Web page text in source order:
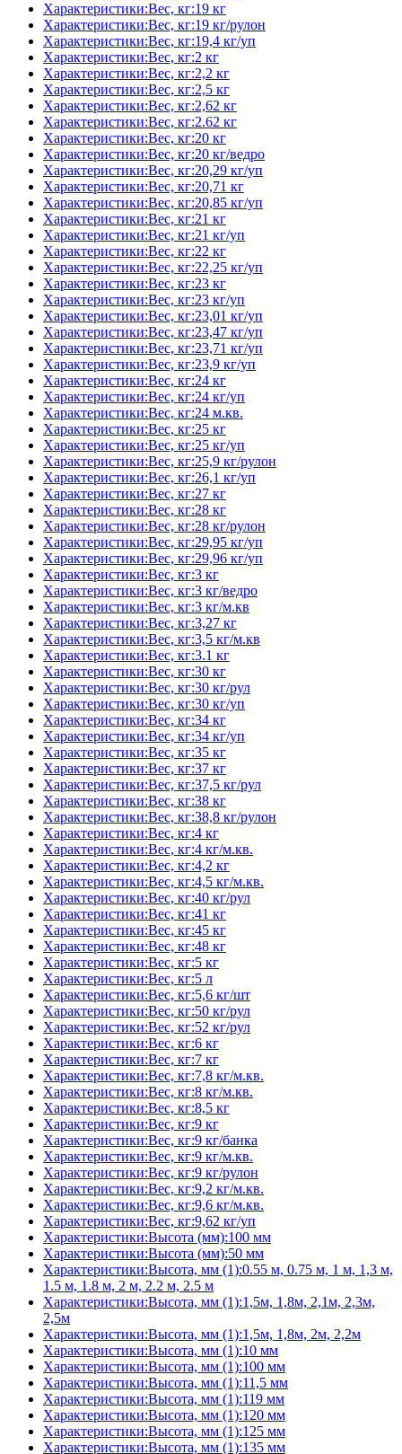
Характеристики:Вес, кг:19 кг
Характеристики:Вес, кг:19 кг/рулон
Характеристики:Вес, кг:19,4 кг/уп
Характеристики:Вес, кг:2 кг
Характеристики:Вес, кг:2,2 кг
Характеристики:Вес, кг:2,5 кг
Характеристики:Вес, кг:2,62 кг
Характеристики:Вес, кг:2.62 кг
Характеристики:Вес, кг:20 кг
Характеристики:Вес, кг:20 кг/ведро
Характеристики:Вес, кг:20,29 кг/уп
Характеристики:Вес, кг:20,71 кг
Характеристики:Вес, кг:20,85 кг/уп
Характеристики:Вес, кг:21 кг
Характеристики:Вес, кг:21 кг/уп
Характеристики:Вес, кг:22 кг
Характеристики:Вес, кг:22,25 кг/уп
Характеристики:Вес, кг:23 кг
Характеристики:Вес, кг:23 кг/уп
Характеристики:Вес, кг:23,01 кг/уп
Характеристики:Вес, кг:23,47 кг/уп
Характеристики:Вес, кг:23,71 кг/уп
Характеристики:Вес, кг:23,9 кг/уп
Характеристики:Вес, кг:24 кг
Характеристики:Вес, кг:24 кг/уп
Характеристики:Вес, кг:24 м.кв.
Характеристики:Вес, кг:25 кг
Характеристики:Вес, кг:25 кг/уп
Характеристики:Вес, кг:25,9 кг/рулон
Характеристики:Вес, кг:26,1 кг/уп
Характеристики:Вес, кг:27 кг
Характеристики:Вес, кг:28 кг
Характеристики:Вес, кг:28 кг/рулон
Характеристики:Вес, кг:29,95 кг/уп
Характеристики:Вес, кг:29,96 кг/уп
Характеристики:Вес, кг:3 кг
Характеристики:Вес, кг:3 кг/ведро
Характеристики:Вес, кг:3 кг/м.кв
Характеристики:Вес, кг:3,27 кг
Характеристики:Вес, кг:3,5 кг/м.кв
Характеристики:Вес, кг:3.1 кг
Характеристики:Вес, кг:30 кг
Характеристики:Вес, кг:30 кг/рул
Характеристики:Вес, кг:30 кг/уп
Характеристики:Вес, кг:34 кг
Характеристики:Вес, кг:34 кг/уп
Характеристики:Вес, кг:35 кг
Характеристики:Вес, кг:37 кг
Характеристики:Вес, кг:37,5 кг/рул
Характеристики:Вес, кг:38 кг
Характеристики:Вес, кг:38,8 кг/рулон
Характеристики:Вес, кг:4 кг
Характеристики:Вес, кг:4 кг/м.кв.
Характеристики:Вес, кг:4,2 кг
Характеристики:Вес, кг:4,5 кг/м.кв.
Характеристики:Вес, кг:40 кг/рул
Характеристики:Вес, кг:41 кг
Характеристики:Вес, кг:45 кг
Характеристики:Вес, кг:48 кг
Характеристики:Вес, кг:5 кг
Характеристики:Вес, кг:5 л
Характеристики:Вес, кг:5,6 кг/шт
Характеристики:Вес, кг:50 кг/рул
Характеристики:Вес, кг:52 кг/рул
Характеристики:Вес, кг:6 кг
Характеристики:Вес, кг:7 кг
Характеристики:Вес, кг:7,8 кг/м.кв.
Характеристики:Вес, кг:8 кг/м.кв.
Характеристики:Вес, кг:8,5 кг
Характеристики:Вес, кг:9 кг
Характеристики:Вес, кг:9 кг/банка
Характеристики:Вес, кг:9 кг/м.кв.
Характеристики:Вес, кг:9 кг/рулон
Характеристики:Вес, кг:9,2 кг/м.кв.
Характеристики:Вес, кг:9,6 кг/м.кв.
Характеристики:Вес, кг:9,62 кг/уп
Характеристики:Высота (мм):100 мм
Характеристики:Высота (мм):50 мм
Характеристики:Высота, мм (1):0.55 м, 0.75 м, 1 м, 1,3 м,
1.5 м, 1.8 м, 2 м, 2.2 м, 2.5 м
Характеристики:Высота, мм (1):1,5м, 1,8м, 2,1м, 2,3м,
2,5м
Характеристики:Высота, мм (1):1,5м, 1,8м, 2м, 2,2м
Характеристики:Высота, мм (1):10 мм
Характеристики:Высота, мм (1):100 мм
Характеристики:Высота, мм (1):11,5 мм
Характеристики:Высота, мм (1):119 мм
Характеристики:Высота, мм (1):120 мм
Характеристики:Высота, мм (1):125 мм
Характеристики:Высота, мм (1):135 мм